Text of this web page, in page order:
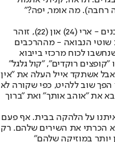
רחבה). מה אומר, יפה?"
הוא הבן האמצעי במשפחה, מבין חמישה בנים - ארי (24) און (22), זוהר
להקת שוטי הנבואה - מההרכבים
לכוח מרכזי בייבוא
רוקדים", "קול גלגל"
אני". זה היה מזמן (בין 1994 ל־2007), אבל אשתקד אייל העלה את "אין
שוב ללהיט, כפי שקורה לא
את "אוהב אותך" ואת "ברוך
על הלהקה בבית. אף פעם
הכרתי את השירים שלהם. רק
יותר במוזיקה שלהם"